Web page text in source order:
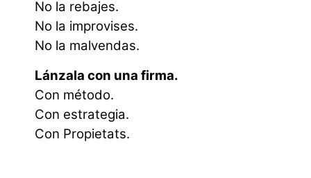
No la rebajes.
No la improvises.
No la malvendas.
Lánzala con una firma.
Con método.
Con estrategia.
Con Propietats.